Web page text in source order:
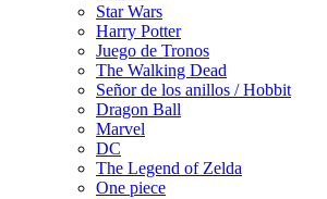
Star Wars
Harry Potter
Juego de Tronos
The Walking Dead
Señor de los anillos / Hobbit
Dragon Ball
Marvel
DC
The Legend of Zelda
One piece